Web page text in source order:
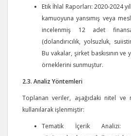
Etik İhlal Raporları: 2020-2024
kamuoyuna yansımış veya
incelenmiş 12 adet
(dolandırıcılık, yolsuzluk,
Bu vakalar, şirket baskısının
örneklerini sunmuştur.
2.3. Analiz Yöntemleri
Toplanan veriler, aşağıdaki nitel ve
kullanılarak işlenmiştir:
Tematik İçerik Analizi: